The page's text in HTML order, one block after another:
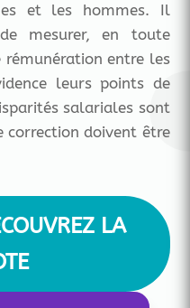
et les hommes. Il
mesurer, en toute
rémunération entre les
leurs points de
salariales sont
correction doivent être
LA